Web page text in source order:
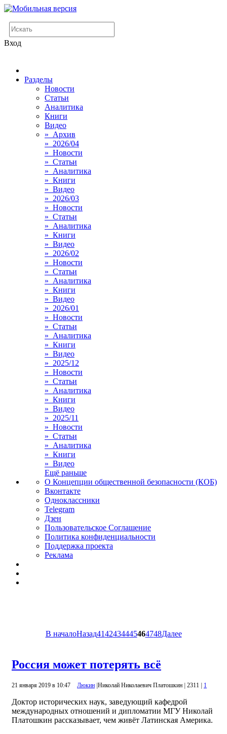
Вход
Разделы
Новости
Статьи
Аналитика
Книги
Видео
» Архив
» 2026/04
» Новости
» Статьи
» Аналитика
» Книги
» Видео
» 2026/03
» Новости
» Статьи
» Аналитика
» Книги
» Видео
» 2026/02
» Новости
» Статьи
» Аналитика
» Книги
» Видео
» 2026/01
» Новости
» Статьи
» Аналитика
» Книги
» Видео
» 2025/12
» Новости
» Статьи
» Аналитика
» Книги
» Видео
» 2025/11
» Новости
» Статьи
» Аналитика
» Книги
» Видео
Ещё раньше
О Концепции общественной безопасности (КОБ)
Вконтакте
Одноклассники
Telegram
Дзен
Пользовательское Соглашение
Политика конфиденциальности
Поддержка проекта
Реклама
В началоНазад4142434445464748Далее
Россия может потерять всё
21 января 2019 в 10:47 Люкин |Николай Николаевич Платошкин | 2311 | 1
Доктор исторических наук, заведующий кафедрой
международных отношений и дипломатии МГУ Николай
Платошкин рассказывает, чем живёт Латинская Америка.